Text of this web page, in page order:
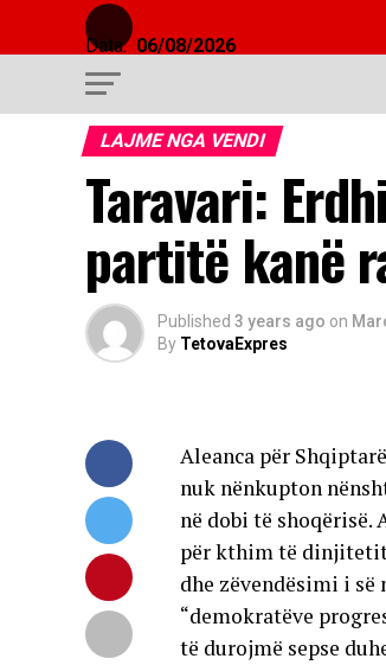
Data: 06/08/2026
LAJME NGA VENDI
Taravari:
partitë kanë
Published 3 years ago on
By TetovaExpres
Aleanca për
nuk nënkupton
në dobi të shoqërisë.
për kthim të dinjitetit
dhe zëvendësimi i së
“demokratëve
të durojmë sepse